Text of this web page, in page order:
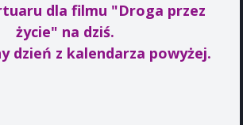
dla filmu "Droga przez
życie" na dziś.
dzień z kalendarza powyżej.